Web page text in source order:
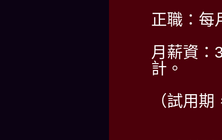
正職：每
月薪資：
計。
（試用